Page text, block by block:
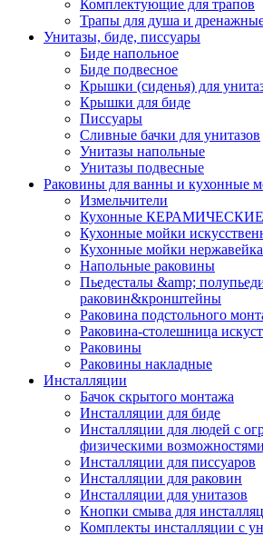
Комплектующие для трапов
Трапы для душа и
Унитазы, биде, писсуары
Биде напольное
Биде подвесное
Крышки (сиденья) для
Крышки для биде
Писсуары
Сливные бачки для унитазов
Унитазы напольные
Унитазы подвесные
Раковины для ванны и кухонные
Измельчители
Кухонные
Кухонные мойки
Кухонные мойки нержавейка
Напольные раковины
Пьедесталы &amp;
раковин&кронштейны
Раковина подстольного
Раковина-столешница
Раковины
Раковины накладные
Инсталляции
Бачок скрытого монтажа
Инсталляции для биде
Инсталляции для людей с
физическими возможностями
Инсталляции для писсуаров
Инсталляции для раковин
Инсталляции для унитазов
Кнопки смыва для
Комплекты инсталляции с